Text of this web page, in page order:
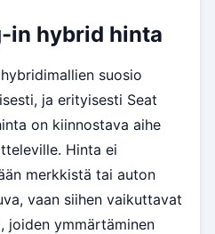
in hybrid hinta
suosio
ja erityisesti Seat
on kiinnostava aihe
Hinta ei
merkkistä tai auton
vaan siihen vaikuttavat
joiden ymmärtäminen